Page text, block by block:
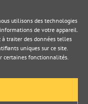
utilisons des technologies
de votre appareil.
à traiter des données telles
uniques sur ce site.
certaines fonctionnalités.